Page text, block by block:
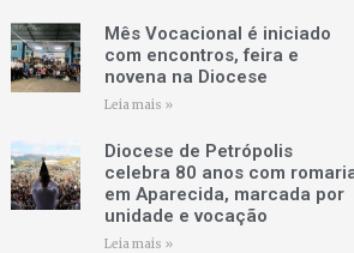
Mês Vocacional é iniciado
com encontros, feira e
novena na Diocese
Leia mais »
Diocese de Petrópolis
celebra 80 anos com
em Aparecida, marcada por
unidade e vocação
Leia mais »